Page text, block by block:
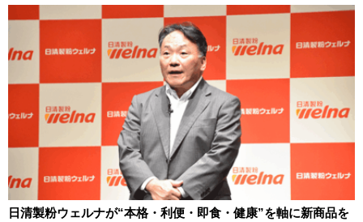
日清製粉ウェルナが“本格・利便・即食・健康”を軸に新商品を